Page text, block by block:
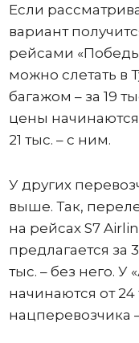
Если
вариант
рейсами
можно слетать в
багажом – за 19
цены начинаются
21 тыс. – с ним.
У других
выше. Так,
на рейсах S7
предлагается за
тыс. – без него. У
начинаются от 24
нацперевозчика